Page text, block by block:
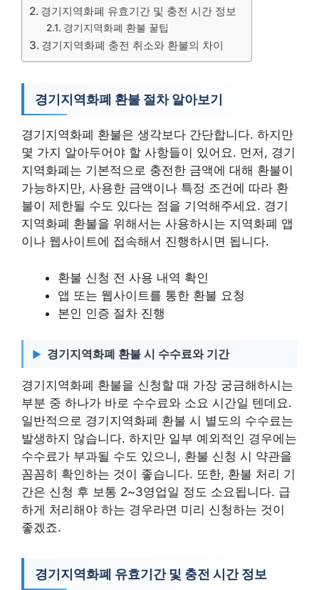
경기지역화폐 유효기간 및 충전 시간 정보
경기지역화폐 환불 꿀팁
경기지역화폐 충전 취소와 환불의 차이
경기지역화폐 환불 절차 알아보기
경기지역화폐 환불은 생각보다 간단합니다. 하지만
몇 가지 알아두어야 할 사항들이 있어요. 먼저, 경기
지역화폐는 기본적으로 충전한 금액에 대해 환불이
가능하지만, 사용한 금액이나 특정 조건에 따라 환
불이 제한될 수도 있다는 점을 기억해주세요. 경기
지역화폐 환불을 위해서는 사용하시는 지역화폐 앱
이나 웹사이트에 접속해서 진행하시면 됩니다.
환불 신청 전 사용 내역 확인
앱 또는 웹사이트를 통한 환불 요청
본인 인증 절차 진행
경기지역화폐 환불 시 수수료와 기간
경기지역화폐 환불을 신청할 때 가장 궁금해하시는
부분 중 하나가 바로 수수료와 소요 시간일 텐데요.
일반적으로 경기지역화폐 환불 시 별도의 수수료는
발생하지 않습니다. 하지만 일부 예외적인 경우에는
수수료가 부과될 수도 있으니, 환불 신청 시 약관을
꼼꼼히 확인하는 것이 좋습니다. 또한, 환불 처리 기
간은 신청 후 보통 2~3영업일 정도 소요됩니다. 급
하게 처리해야 하는 경우라면 미리 신청하는 것이
좋겠죠.
경기지역화폐 유효기간 및 충전 시간 정보